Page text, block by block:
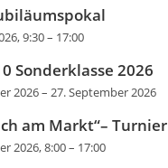
9:30– 17:00
Sonderklasse 2026
2026– 27. September 2026
am Markt“– Turnier
2026, 8:00– 17:00